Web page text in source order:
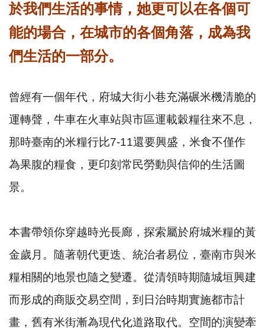
於我們生活的事情，她更可以在各個可
能的場合，在城市的各個角落，成為我
們生活的一部分。
曾經有一個年代，府城大街小巷充滿碾米機清脆的
運轉聲，牛車在火車站與市區運載穀糧往來不息，
那時臺南的米糧行比7-11還要興盛，米食不僅作
為果腹的糧食，更印刻常民勞動與信仰的生活圖
景。
本書帶領你穿越時光長廊，探索屬於府城米糧的黃
金歲月。隨著朝代更迭、統治者易位，臺南市與米
糧相關的地景也隨之變遷。從清領時期隨城垣興建
而形成的商販交易空間，到日治時期實施都市計
畫，舊有米街漸為現代化道路取代。空間的演變牽